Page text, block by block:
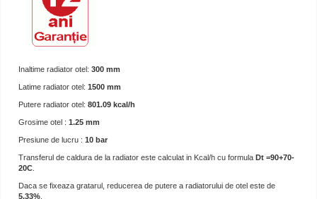
Inaltime radiator otel: 300 mm
Latime radiator otel: 1500 mm
Putere radiator otel: 801.09 kcal/h
Grosime otel : 1.25 mm
Presiune de lucru : 10 bar
Transferul de caldura de la radiator este calculat in Kcal/h cu formula Dt =90+70-
20C
Daca se fixeaza gratarul, reducerea de putere a radiatorului de otel este de
5,33%